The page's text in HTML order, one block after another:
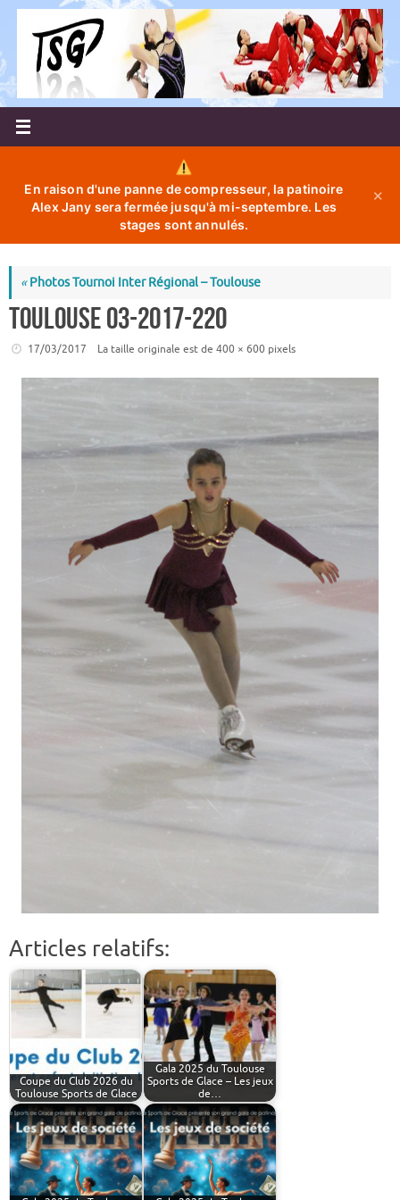
Passer
contenu
En raison d'une panne de compresseur, la patinoire
Alex Jany sera fermée jusqu'à mi-septembre. Les
stages sont annulés.
✕
«Photos Tournoi Inter Régional – Toulouse
toulouse 03-2017-220
17/03/2017 La taille originale est de 400 × 600 pixels
Articles relatifs:
Coupe du Club 2026 du
Toulouse Sports de Glace
Gala 2025 du Toulouse
Sports de Glace – Les jeux
de…